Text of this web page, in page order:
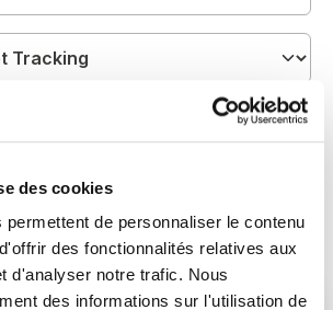
des cookies
permettent de personnaliser le contenu
des fonctionnalités relatives aux
d'analyser notre trafic. Nous
des informations sur l'utilisation de